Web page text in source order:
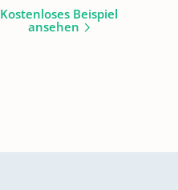
Kostenloses Beispiel
ansehen